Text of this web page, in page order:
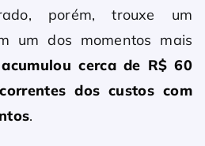
porém, trouxe um
um dos momentos mais
cerca de R$ 60
dos custos com
.